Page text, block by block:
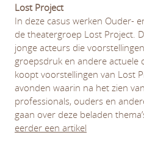
Lost Project
In deze casus werken Ouder-
de theatergroep Lost Project.
jonge acteurs die
groepsdruk en andere actuele
koopt voorstellingen van Lost
avonden waarin na het zien
professionals, ouders en
gaan over deze beladen
eerder een artikel